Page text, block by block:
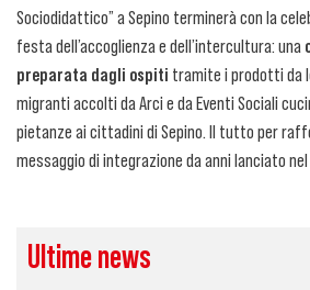
Sociodidattico” a Sepino terminerà con la
festa dell’accoglienza e dell’intercultura: una
preparata dagli ospiti tramite i prodotti da
migranti accolti da Arci e da Eventi Sociali
pietanze ai cittadini di Sepino. Il tutto per
messaggio di integrazione da anni lanciato
Ultime news